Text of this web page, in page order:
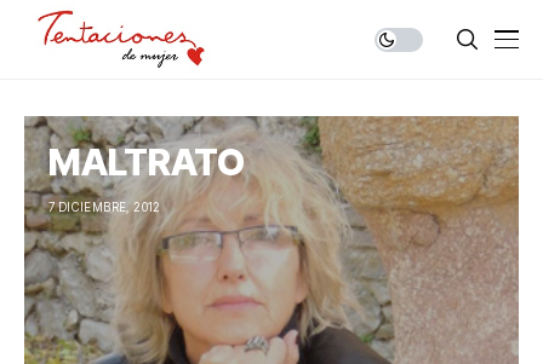
MALTRATO
7 DICIEMBRE, 2012